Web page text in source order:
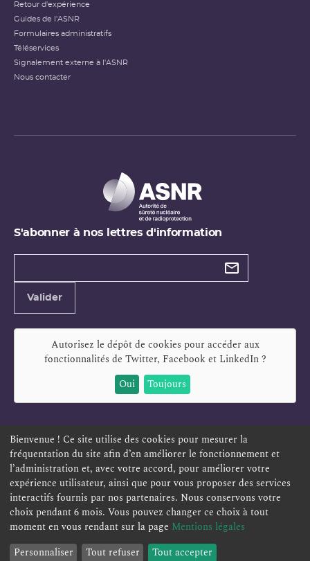
Retour d'expérience
Guides de l'ASNR
Formulaires administratifs
Téléservices
Signalement externe à l'ASNR
Nous contacter
S'abonner à nos lettres d'information
Types de
Valider
Autorisez le dépôt de cookies pour accéder aux
fonctionnalités de Twitter, Facebook et LinkedIn?
Oui
Toujours
ESPACE PERSONNEL OFFRES D'EMPLOI SIGNALEMENT
TÉLÉSERVICES PLAN DU SITE
ACCESSIBILITÉ POLITIQUE DE CONFIDENTIALITÉ
MENTIONS LÉGALES CONTACT
Bienvenue ! Ce site utilise des cookies pour mesurer la
fréquentation du site afin d’en améliorer le fonctionnement et
l’administration et, avec votre accord, pour améliorer votre
expérience utilisateur, ainsi que pour vous proposer des services
interactifs fournis par nos partenaires. Nous conservons votre
choix pendant 6 mois. Vous pouvez changer ce choix à tout
moment en vous rendant sur la page Mentions légales
Personnaliser
Tout refuser Tout accepter